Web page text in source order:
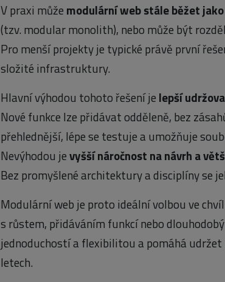
V praxi může modulární web stále běžet
(tzv. modular monolith), nebo může být
Pro menší projekty je typické právě první
složité infrastruktury.
Hlavní výhodou tohoto řešení je lepší
Nové funkce lze přidávat odděleně, bez
přehlednější, lépe se testuje a umožňuje
Nevýhodou jevyšší náročnost na návrh a
Bez promyšlené architektury a disciplíny se
Modulární web je proto ideální volbou ve
s růstem, přidáváním funkcí nebo
jednoduchostí a flexibilitou a pomáhá
letech.